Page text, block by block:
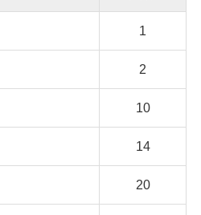
1
2
10
14
20